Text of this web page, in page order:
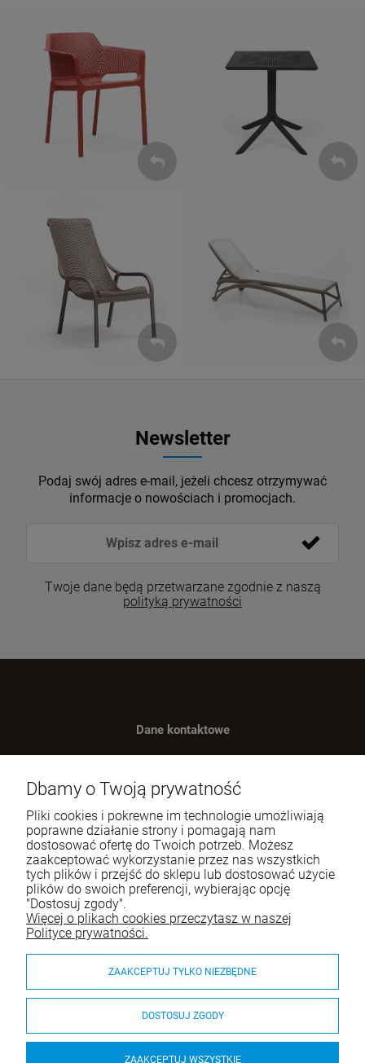
ZOBACZ ZOBACZ
Newsletter
Podaj swój adres e-mail, jeżeli chcesz otrzymywać
informacje o nowościach i promocjach.
Twoje dane będą przetwarzane zgodnie z naszą
polityką prywatności
Dane kontaktowe
ul. Wręczycka 268
42-202 Częstochowa
NIP: 9492236947
Tel.:
795-760-030
E-mail: sklep@itali.pl
Pomoc
Moje konto
Płatności i dostawa
Dbamy o Twoją prywatność
Pliki cookies i pokrewne im technologie umożliwiają
poprawne działanie strony i pomagają nam
dostosować ofertę do Twoich potrzeb. Możesz
zaakceptować wykorzystanie przez nas wszystkich
tych plików i przejść do sklepu lub dostosować użycie
plików do swoich preferencji, wybierając opcję
"Dostosuj zgody".
Więcej o plikach cookies przeczytasz w naszej
Polityce prywatności.
ZAAKCEPTUJ TYLKO NIEZBĘDNE
DOSTOSUJ ZGODY
ZAAKCEPTUJ WSZYSTKIE